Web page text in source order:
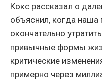
Кокс рассказал о
объяснил, когда наша
окончательно
привычные формы
критические
примерно через